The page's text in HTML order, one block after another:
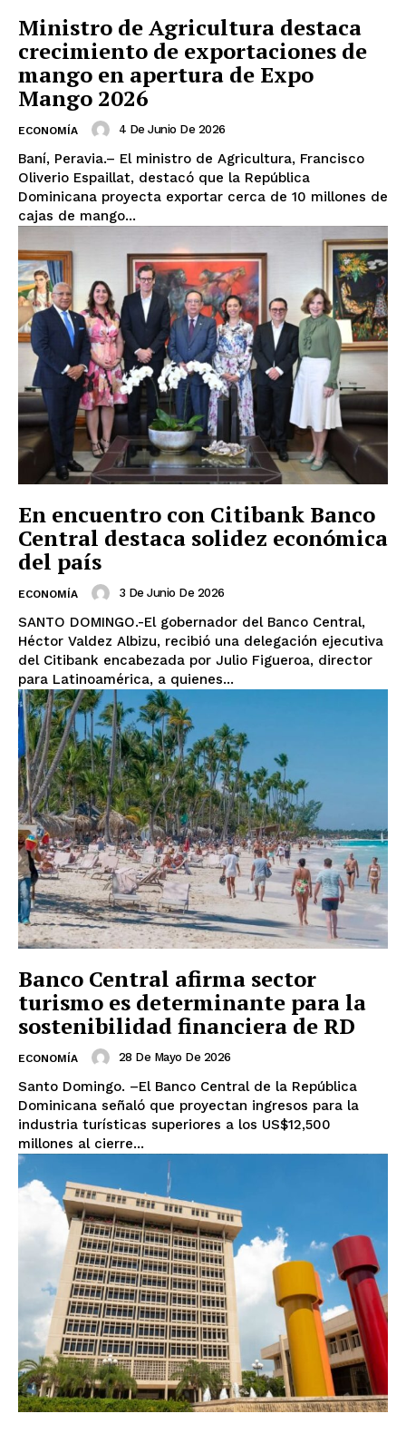
Ministro de Agricultura destaca
crecimiento de exportaciones de
mango en apertura de Expo
Mango 2026
ECONOMÍA 4 De Junio De 2026
Baní, Peravia.– El ministro de Agricultura, Francisco
Oliverio Espaillat, destacó que la República
Dominicana proyecta exportar cerca de 10 millones de
cajas de mango...
En encuentro con Citibank Banco
Central destaca solidez económica
del país
ECONOMÍA 3 De Junio De 2026
SANTO DOMINGO.-El gobernador del Banco Central,
Héctor Valdez Albizu, recibió una delegación ejecutiva
del Citibank encabezada por Julio Figueroa, director
para Latinoamérica, a quienes...
Banco Central afirma sector
turismo es determinante para la
sostenibilidad financiera de RD
ECONOMÍA 28 De Mayo De 2026
Santo Domingo. –El Banco Central de la República
Dominicana señaló que proyectan ingresos para la
industria turísticas superiores a los US$12,500
millones al cierre...